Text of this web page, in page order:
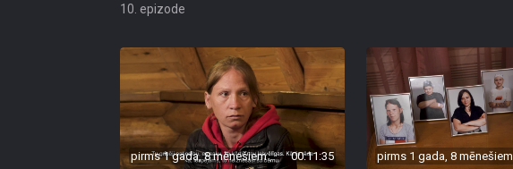
10. epizode
pirms 1 gada, 8 mēnešiem 00:11:35 pirms 1 gada, 8 mēnešiem